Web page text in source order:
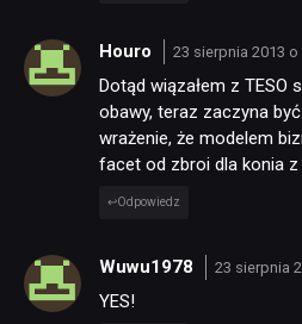
KULTURA
RETRO
Houro 23 sierpnia 2013 o
Dotąd wiązałem z TESO
obawy, teraz zaczyna
wrażenie, że modelem
facet od zbroi dla konia z
Odpowiedz
Wuwu1978 23 sierpnia
YES!